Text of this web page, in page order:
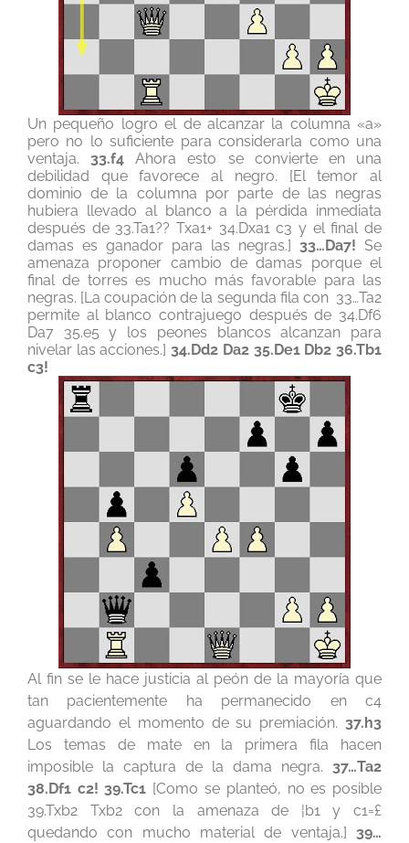
Un pequeño logro el de alcanzar la columna «a»
pero no lo suficiente para considerarla como una
ventaja.33.f4Ahora esto se convierte en una
debilidad que favorece al negro. [El temor al
dominio de la columna por parte de las negras
hubiera llevado al blanco a la pérdida inmediata
después de 33.Ta1?? Txa1+ 34.Dxa1 c3 y el final de
damas es ganador para las negras.]33…Da7!Se
amenaza proponer cambio de damas porque el
final de torres es mucho más favorable para las
negras. [La coupación de la segunda fila con 33…Ta2
permite al blanco contrajuego después de 34.Df6
Da7 35.e5 y los peones blancos alcanzan para
nivelar las acciones.]34.Dd2 Da2 35.De1 Db2 36.Tb1
c3!
Al fin se le hace justicia al peón de la mayoría que
tan pacientemente ha permanecido en c4
aguardando el momento de su premiación.37.h3
Los temas de mate en la primera fila hacen
imposible la captura de la dama negra.37…Ta2
38.Df1 c2! 39.Tc1 [Como se planteó, no es posible
39.Txb2 Txb2 con la amenaza de ¦b1 y c1=£
quedando con mucho material de ventaja.]39…